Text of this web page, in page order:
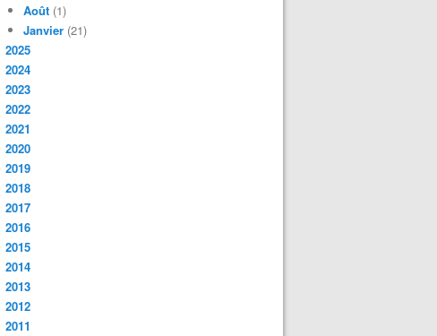
Août (1)
Janvier (21)
2025
2024
2023
2022
2021
2020
2019
2018
2017
2016
2015
2014
2013
2012
2011